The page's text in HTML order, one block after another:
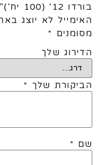
בורדו 12' (100 יח')”
האימייל לא יוצג
מסומנים *
הדירוג שלך
הביקורת שלך *
שם *